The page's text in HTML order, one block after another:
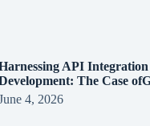
API
The Case
4, 2026